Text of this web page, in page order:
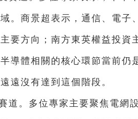
。商景超表示，通信、電子
要方向；南方東英權益投資
導體相關的核心環節當前仍
遠沒有達到這個階段。
道。多位專家主要聚焦電網